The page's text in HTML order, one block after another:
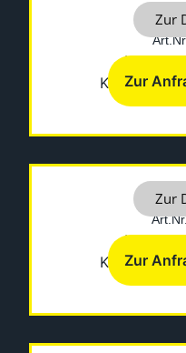
Kategorien:
Zur
Zur
Kategorien:
Zur
Zur